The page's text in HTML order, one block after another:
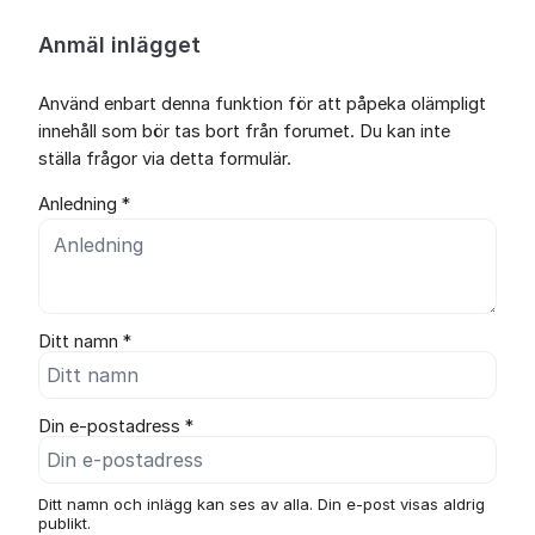
Anmäl inlägget
Använd enbart denna funktion för att påpeka olämpligt
innehåll som bör tas bort från forumet. Du kan inte
ställa frågor via detta formulär.
Anledning *
Ditt namn *
Din e-postadress *
Ditt namn och inlägg kan ses av alla. Din e-post visas aldrig
publikt.